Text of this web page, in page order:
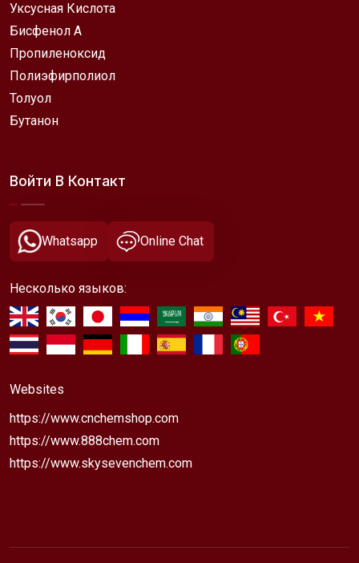
Уксусная Кислота
Бисфенол А
Пропиленоксид
Полиэфирполиол
Толуол
Бутанон
Войти В Контакт
Whatsapp Online Chat
Несколько языков:
Websites
https://www.cnchemshop.com
https://www.888chem.com
https://www.skysevenchem.com